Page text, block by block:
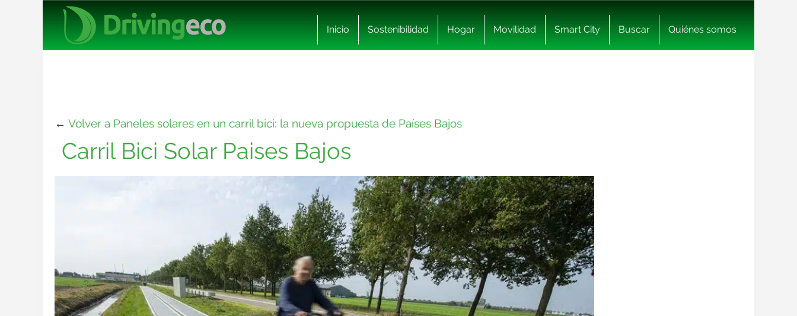
Inicio Sostenibilidad Hogar Movilidad Smart City Buscar Quiénes somos
← Volver a Paneles solares en un carril bici: la nueva propuesta de Países Bajos
Carril Bici Solar Paises Bajos